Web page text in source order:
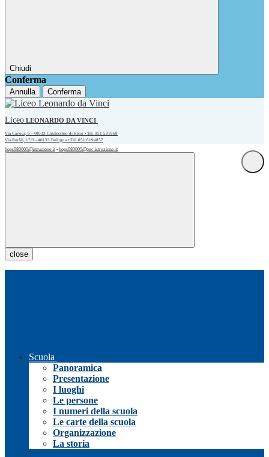
Chiudi
Conferma
Annulla Conferma
Liceo LEONARDO DA VINCI
Via Cavour, 6 - 40033 Casalecchio di Reno • Tel. 051 591868
Via Panfili, 17/3 - 40133 Bologna • Tel. 051 6194857
bops080005@istruzione.it • bops080005@pec.istruzione.it
close
Scuola
Panoramica
Presentazione
I luoghi
Le persone
I numeri della scuola
Le carte della scuola
Organizzazione
La storia